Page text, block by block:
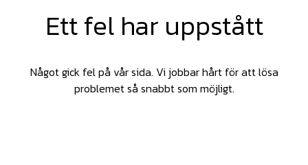
Ett fel har uppstått
Något gick fel på vår sida. Vi jobbar hårt för att lösa
problemet så snabbt som möjligt.